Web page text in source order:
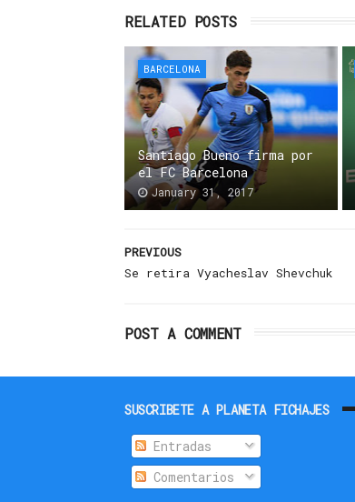
RELATED POSTS
BARCELONA
Santiago Bueno firma por
el FC Barcelona
January 31, 2017
PREVIOUS
Se retira Vyacheslav Shevchuk
POST A COMMENT
SUSCRIBETE A PLANETA FICHAJES
Entradas
Comentarios